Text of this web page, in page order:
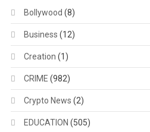
Bollywood (8)
Business (12)
Creation (1)
CRIME (982)
Crypto News (2)
EDUCATION (505)